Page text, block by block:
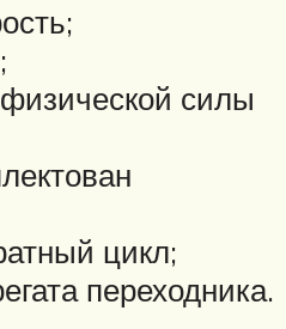
силы
цикл;
переходника.